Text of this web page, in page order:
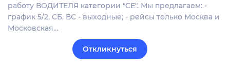
работу ВОДИТЕЛЯ категории "СЕ". Мы предлагаем: -
график 5/2, СБ, ВС - выходные; - рейсы только Москва и
Московская…
Откликнуться